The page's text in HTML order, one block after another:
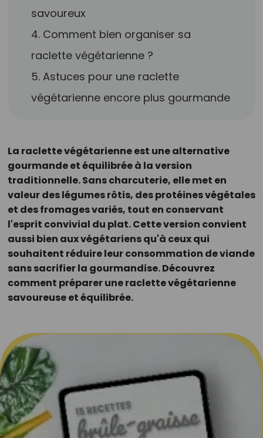
savoureux
4. Comment bien organiser sa
raclette végétarienne ?
5. Astuces pour une raclette
végétarienne encore plus gourmande
La raclette végétarienne est une alternative
gourmande et équilibrée à la version
traditionnelle. Sans charcuterie, elle met en
valeur des légumes rôtis, des protéines végétales
et des fromages variés, tout en conservant
l'esprit convivial du plat. Cette version convient
aussi bien aux végétariens qu'à ceux qui
souhaitent réduire leur consommation de viande
sans sacrifier la gourmandise. Découvrez
comment préparer une raclette végétarienne
savoureuse et équilibrée.